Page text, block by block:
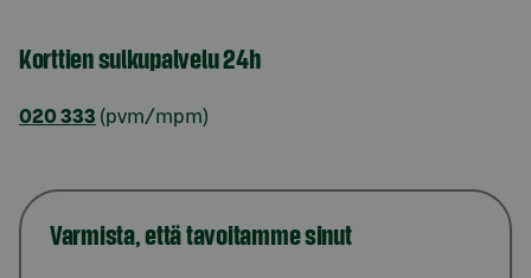
Korttien sulkupalvelu 24h
020 333 (pvm/mpm)
Varmista, että tavoitamme sinut